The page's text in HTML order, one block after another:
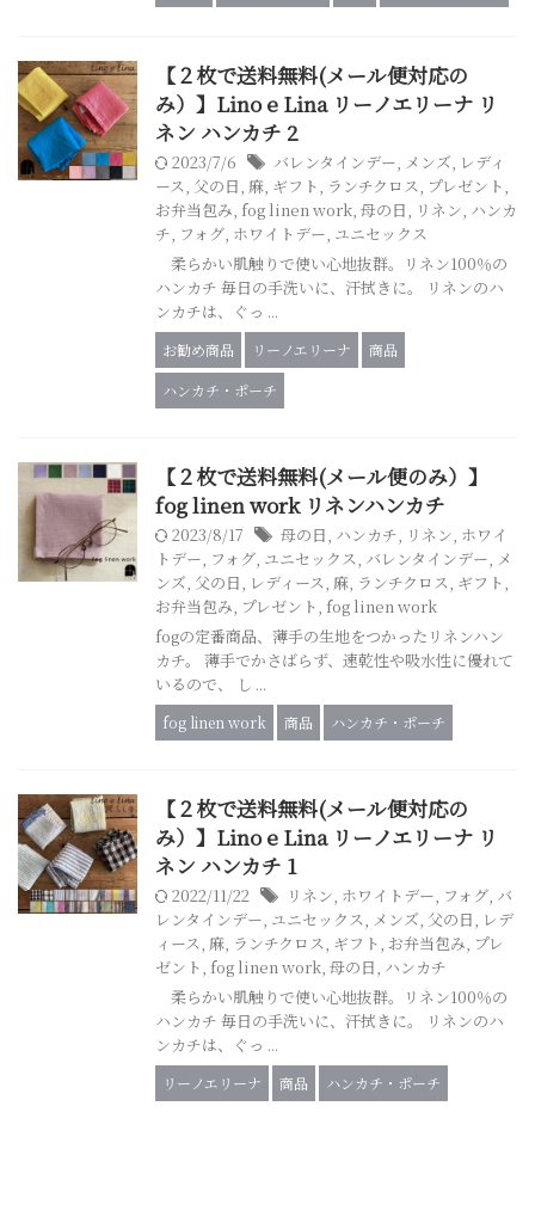
【２枚で送料無料(メール便対応の
み）】Lino e Lina リーノエリーナ リ
ネン ハンカチ 2
2023/7/6 バレンタインデー, メンズ, レディ
ース, 父の日, 麻, ギフト, ランチクロス, プレゼント,
お弁当包み, fog linen work, 母の日, リネン, ハンカ
チ, フォグ, ホワイトデー, ユニセックス
柔らかい肌触りで使い心地抜群。リネン100％の
ハンカチ 毎日の手洗いに、汗拭きに。 リネンのハ
ンカチは、ぐっ ...
お勧め商品 リーノエリーナ
商品
ハンカチ・ポーチ
【２枚で送料無料(メール便のみ）】
fog linen work リネンハンカチ
2023/8/17 母の日, ハンカチ, リネン, ホワイ
トデー, フォグ, ユニセックス, バレンタインデー, メ
ンズ, 父の日, レディース, 麻, ランチクロス, ギフト,
お弁当包み, プレゼント, fog linen work
fogの定番商品、薄手の生地をつかったリネンハン
カチ。 薄手でかさばらず、速乾性や吸水性に優れて
いるので、 し ...
fog linen work 商品 ハンカチ・ポーチ
【２枚で送料無料(メール便対応の
み）】Lino e Lina リーノエリーナ リ
ネン ハンカチ 1
2022/11/22 リネン, ホワイトデー, フォグ, バ
レンタインデー, ユニセックス, メンズ, 父の日, レデ
ィース, 麻, ランチクロス, ギフト, お弁当包み, プレ
ゼント, fog linen work, 母の日, ハンカチ
柔らかい肌触りで使い心地抜群。リネン100％の
ハンカチ 毎日の手洗いに、汗拭きに。 リネンのハ
ンカチは、ぐっ ...
リーノエリーナ 商品 ハンカチ・ポーチ